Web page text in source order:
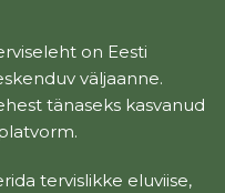
on Eesti
väljaanne.
tänaseks kasvanud
tervislikke eluviise,